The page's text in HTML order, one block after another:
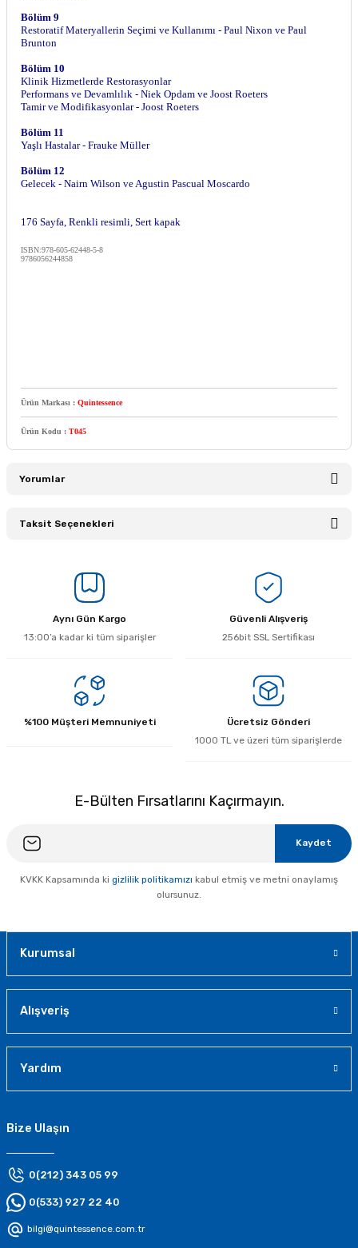
Bölüm 9
Restoratif Materyallerin Seçimi ve Kullanımı - Paul Nixon ve Paul
Brunton
Bölüm 10
Klinik Hizmetlerde Restorasyonlar
Performans ve Devamlılık - Niek Opdam ve Joost Roeters
Tamir ve Modifikasyonlar - Joost Roeters
Bölüm 11
Yaşlı Hastalar - Frauke Müller
Bölüm 12
Gelecek - Nairn Wilson ve Agustin Pascual Moscardo
176 Sayfa, Renkli resimli, Sert kapak
ISBN:978-605-62448-5-8
9786056244858
Ürün Markası : Quintessence
Ürün Kodu : T045
Yorumlar
Taksit Seçenekleri
Aynı Gün Kargo
13:00’a kadar ki tüm siparişler
Güvenli Alışveriş
256bit SSL Sertifikası
%100 Müşteri Memnuniyeti
Ücretsiz Gönderi
1000 TL ve üzeri tüm siparişlerde
E-Bülten Fırsatlarını Kaçırmayın.
Kaydet
KVKK Kapsamında ki gizlilik politikamızı kabul etmiş ve metni onaylamış
olursunuz.
Kurumsal
Alışveriş
Yardım
Bize Ulaşın
0(212) 343 05 99
0(533) 927 22 40
bilgi@quintessence.com.tr